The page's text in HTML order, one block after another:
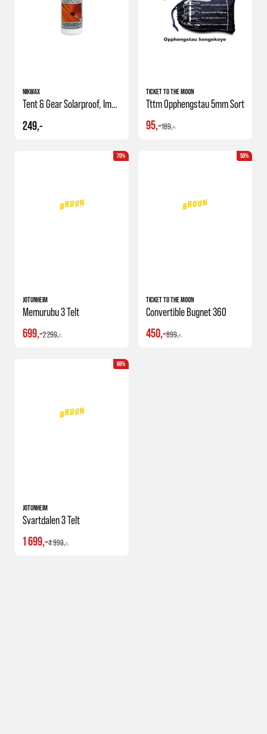
NIKWAX
Tent & Gear Solarproof, Impregnering Turutstyr
249,-
TICKET TO THE MOON
Tttm Opphengstau 5mm Sort
189,-
95,-
70%
JOTUNHEIM
Memurubu 3 Telt
2 299,-
699,-
50%
TICKET TO THE MOON
Convertible Bugnet 360
899,-
450,-
66%
JOTUNHEIM
Svartdalen 3 Telt
4 999,-
1 699,-